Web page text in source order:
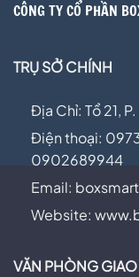
CÔNG TY CỔ PHẦN
TRỤ SỞ CHÍNH
Địa Chỉ: Tổ 21,
Điện thoại:
0902689944
Email:
Website:
VĂN PHÒNG